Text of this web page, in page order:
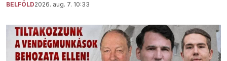
BELFÖLD2026. aug. 7. 10:33